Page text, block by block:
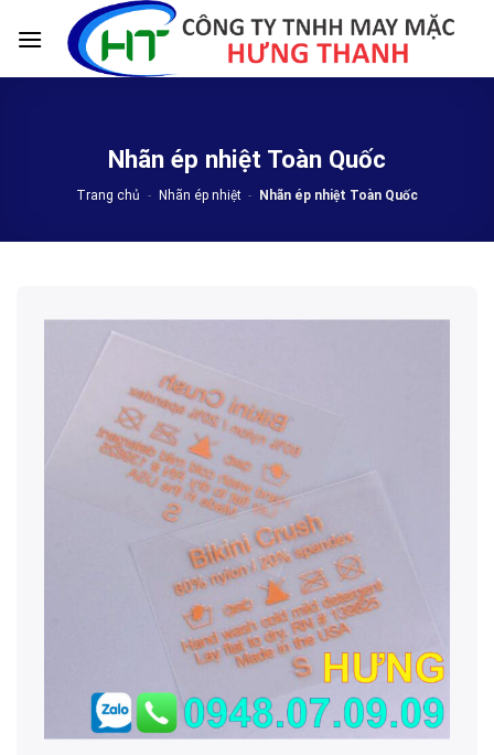
Nhãn ép nhiệt Toàn Quốc
Trang chủ - Nhãn ép nhiệt - Nhãn ép nhiệt Toàn Quốc